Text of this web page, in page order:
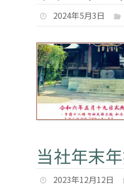
2024年5月3日
当社年末
2023年12月12日